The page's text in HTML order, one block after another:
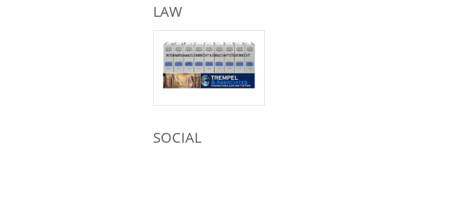
LAW
SOCIAL